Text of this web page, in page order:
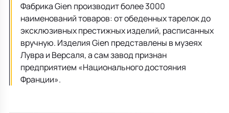
Фабрика Gien производит более 3000
наименований товаров: от обеденных тарелок до
эксклюзивных престижных изделий, расписанных
вручную. Изделия Gien представлены в музеях
Лувра и Версаля, а сам завод признан
предприятием «Национального достояния
Франции».